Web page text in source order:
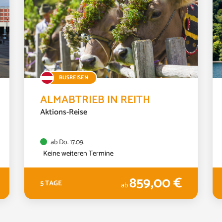
BUSREISEN
ALMABTRIEB IN REITH
Aktions-Reise
ab Do. 17.09.
Keine weiteren Termine
5 TAGE ab859,00 €